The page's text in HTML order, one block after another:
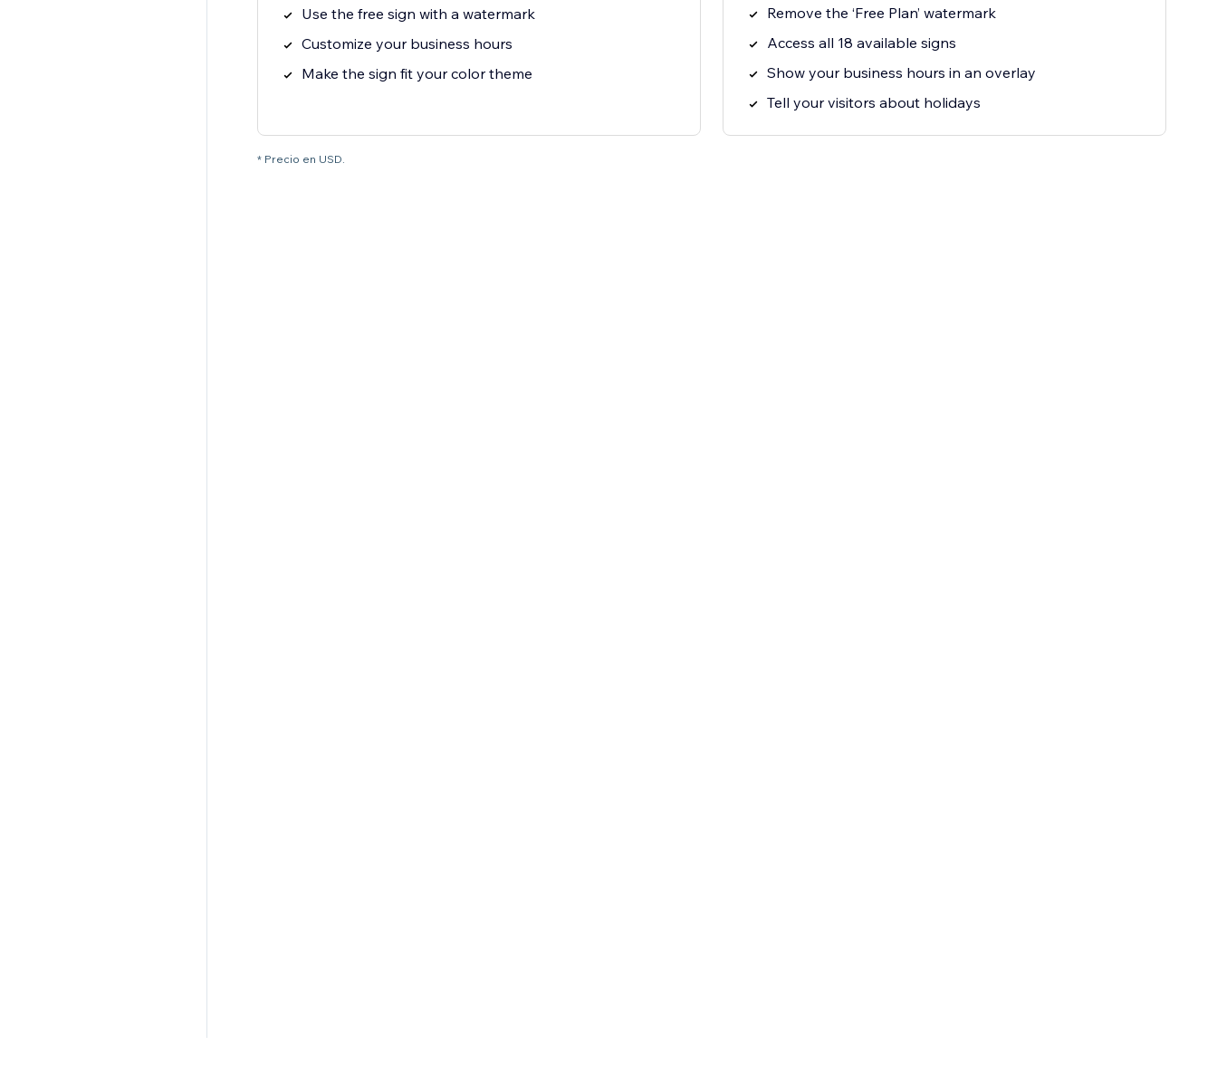
Use the free sign with a watermark
Customize your business hours
Make the sign fit your color theme
Remove the ‘Free Plan’ watermark
Access all 18 available signs
Show your business hours in an overlay
Tell your visitors about holidays
* Precio en USD.